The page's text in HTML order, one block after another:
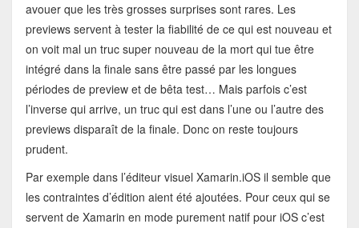
avouer que les très grosses surprises sont rares. Les
previews servent à tester la fiabilité de ce qui est nouveau et
on voit mal un truc super nouveau de la mort qui tue être
intégré dans la finale sans être passé par les longues
périodes de preview et de bêta test… Mais parfois c’est
l’inverse qui arrive, un truc qui est dans l’une ou l’autre des
previews disparaît de la finale. Donc on reste toujours
prudent.
Par exemple dans l’éditeur visuel Xamarin.iOS il semble que
les contraintes d’édition aient été ajoutées. Pour ceux qui se
servent de Xamarin en mode purement natif pour iOS c’est